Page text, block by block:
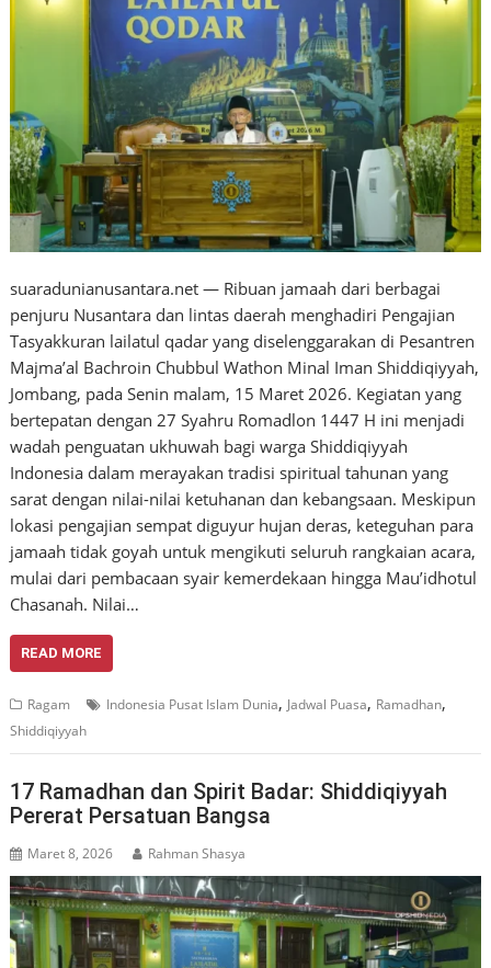
suaradunianusantara.net — Ribuan jamaah dari berbagai
penjuru Nusantara dan lintas daerah menghadiri Pengajian
Tasyakkuran lailatul qadar yang diselenggarakan di Pesantren
Majma’al Bachroin Chubbul Wathon Minal Iman Shiddiqiyyah,
Jombang, pada Senin malam, 15 Maret 2026. Kegiatan yang
bertepatan dengan 27 Syahru Romadlon 1447 H ini menjadi
wadah penguatan ukhuwah bagi warga Shiddiqiyyah
Indonesia dalam merayakan tradisi spiritual tahunan yang
sarat dengan nilai-nilai ketuhanan dan kebangsaan. Meskipun
lokasi pengajian sempat diguyur hujan deras, keteguhan para
jamaah tidak goyah untuk mengikuti seluruh rangkaian acara,
mulai dari pembacaan syair kemerdekaan hingga Mau’idhotul
Chasanah. Nilai…
READ MORE
Ragam Indonesia Pusat Islam Dunia, Jadwal Puasa, Ramadhan,
Shiddiqiyyah
17 Ramadhan dan Spirit Badar: Shiddiqiyyah
Pererat Persatuan Bangsa
Maret 8, 2026 Rahman Shasya